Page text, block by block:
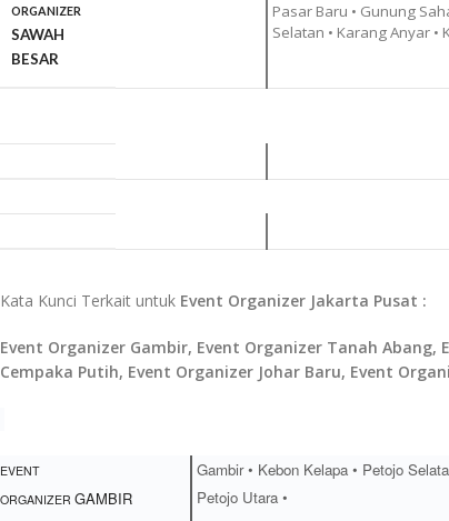
ORGANIZER
SAWAH
BESAR
Pasar Baru • Gunung
Selatan • Karang Anyar •
Kata Kunci Terkait untuk Event Organizer Jakarta Pusat :
Event Organizer Gambir, Event Organizer Tanah
Cempaka Putih, Event Organizer Johar Baru, Event
EVENT
ORGANIZER GAMBIR
Gambir • Kebon Kelapa • Petojo
Petojo Utara •